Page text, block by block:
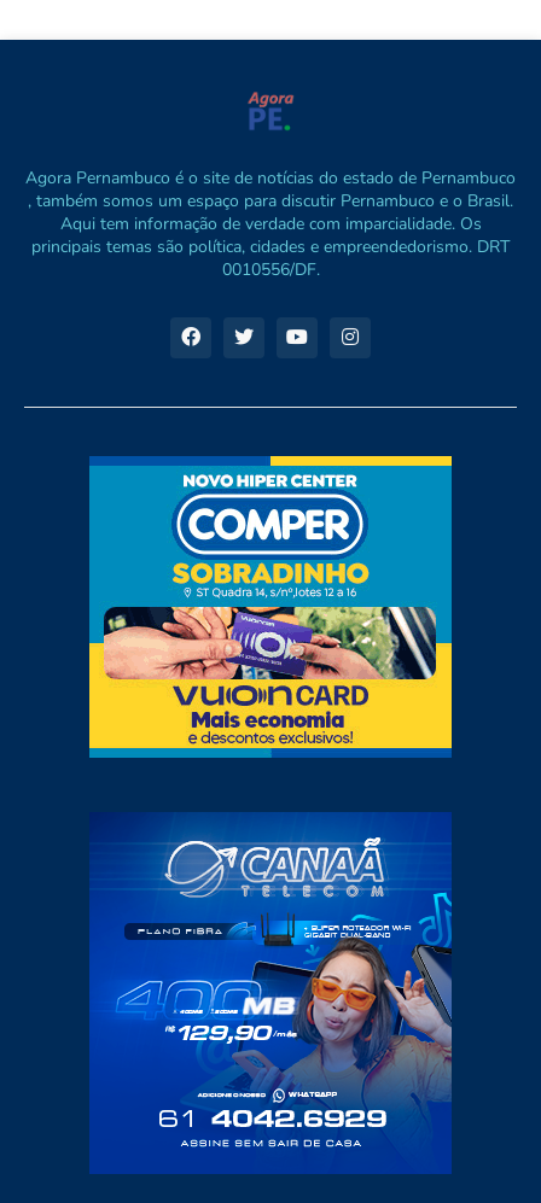
Agora Pernambuco é o site de notícias do estado de Pernambuco
, também somos um espaço para discutir Pernambuco e o Brasil.
Aqui tem informação de verdade com imparcialidade. Os
principais temas são política, cidades e empreendedorismo. DRT
0010556/DF.